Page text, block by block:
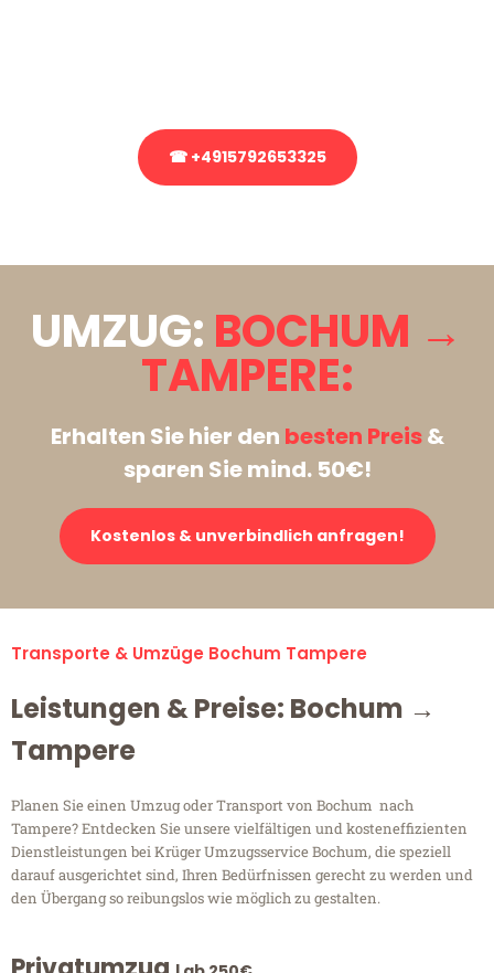
☎ +4915792653325
UMZUG: BOCHUM →
TAMPERE:
Erhalten Sie hier den besten Preis&
sparen Sie mind. 50€!
Kostenlos & unverbindlich anfragen!
Transporte & Umzüge Bochum Tampere
Leistungen & Preise: Bochum →
Tampere
Planen Sie einen Umzug oder Transport von Bochum nach
Tampere? Entdecken Sie unsere vielfältigen und kosteneffizienten
Dienstleistungen bei Krüger Umzugsservice Bochum, die speziell
darauf ausgerichtet sind, Ihren Bedürfnissen gerecht zu werden und
den Übergang so reibungslos wie möglich zu gestalten.